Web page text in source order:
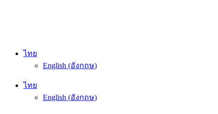
ไทย
English (อังกฤษ)
ไทย
English (อังกฤษ)